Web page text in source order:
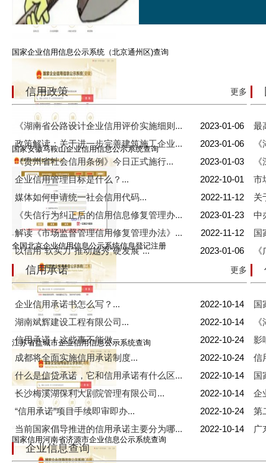
国家企业信用信息公示系统（北京通州区)查询
国家安徽马鞍山企业信用信息公示系统查询
全国北京企业信用信息公示系统信息登记注册
江苏省盐城市企业信用信息公示系统查询
国家信用河南省济源市企业信息公示系统查询
信用政策 更多
《湖南省公路设计企业信用评价实施细则...
2023-01-06
政策解读：关于进一步完善建筑施工企业...
2023-01-06
《贵州省社会信用条例》今日正式施行...
2023-01-03
企业信用管理目标是什么？...
2022-10-01
媒体如何申请统一社会信用代码...
2022-11-12
《失信行为纠正后的信用信息修复管理办...
2023-01-23
解读《市场监督管理信用修复管理办法》...
2022-11-12
以信用“软实力”推动越秀“硬发展”...
2023-01-06
最
市
关
中
国
信用承诺 更多
企业信用承诺书怎么写？...
2022-10-14
湖南斌辉建设工程有限公司...
2022-10-14
信用承诺！这些事不能做...
2022-10-24
成都将全面实施信用承诺制度...
2022-10-24
什么是信贷承诺，它和信用承诺有什么区...
2022-10-14
长沙梅溪湖保利大剧院管理有限公司...
2022-10-14
“信用承诺”项目手续即审即办...
2022-10-24
当前国家倡导推进的信用承诺主要分为哪...
2022-10-14
国
影
信
国
企
第
广
企业信息查询